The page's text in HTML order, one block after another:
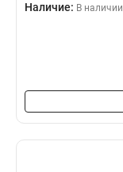
Наличие: В наличии